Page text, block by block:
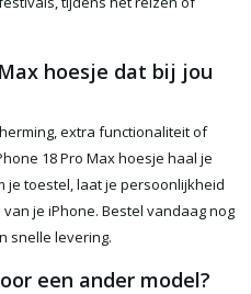
hoesje dat bij jou
extra functionaliteit of
18 Pro Max hoesje haal je
je toestel, laat je persoonlijkheid
je iPhone. Bestel vandaag nog
snelle levering.
een ander model?